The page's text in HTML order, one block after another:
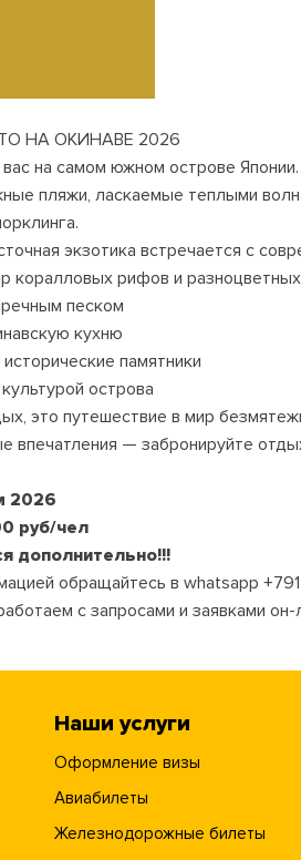
НА ОКИНАВЕ 2026
на самом южном острове
пляжи, ласкаемые теплыми
экзотика встречается с
коралловых рифов и
песком
кухню
памятники
острова
это путешествие в мир
впечатления — забронируйте
2026
руб/чел
дополнительно!!!
обращайтесь в whatsapp
с запросами и заявками
Наши услуги
Оформление визы
Авиабилеты
Железнодорожные билеты